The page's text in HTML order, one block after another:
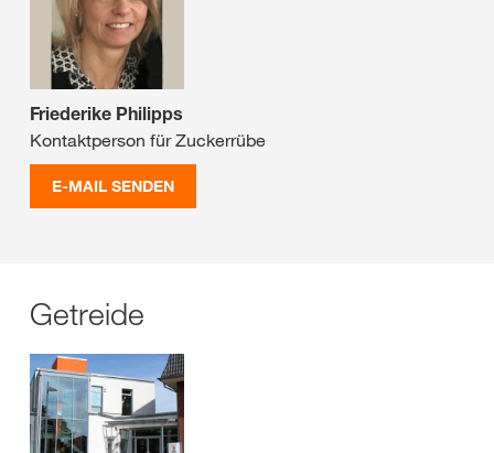
Friederike Philipps
Kontaktperson für Zuckerrübe
E-MAIL SENDEN
Getreide